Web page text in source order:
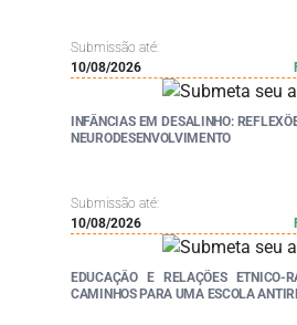
Submissão até:
10/08/2026
INFÂNCIAS EM DESALINHO:
NEURODESENVOLVIMENTO
Submissão até:
10/08/2026
EDUCAÇÃO E RELAÇÕES ETNICO-
CAMINHOS PARA UMA ESCOLA